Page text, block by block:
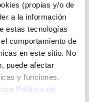
(propias y/o de
a la información
estas tecnologías
comportamiento de
en este sitio. No
puede afectar
y funciones.
Política de
Envío a domicilio: